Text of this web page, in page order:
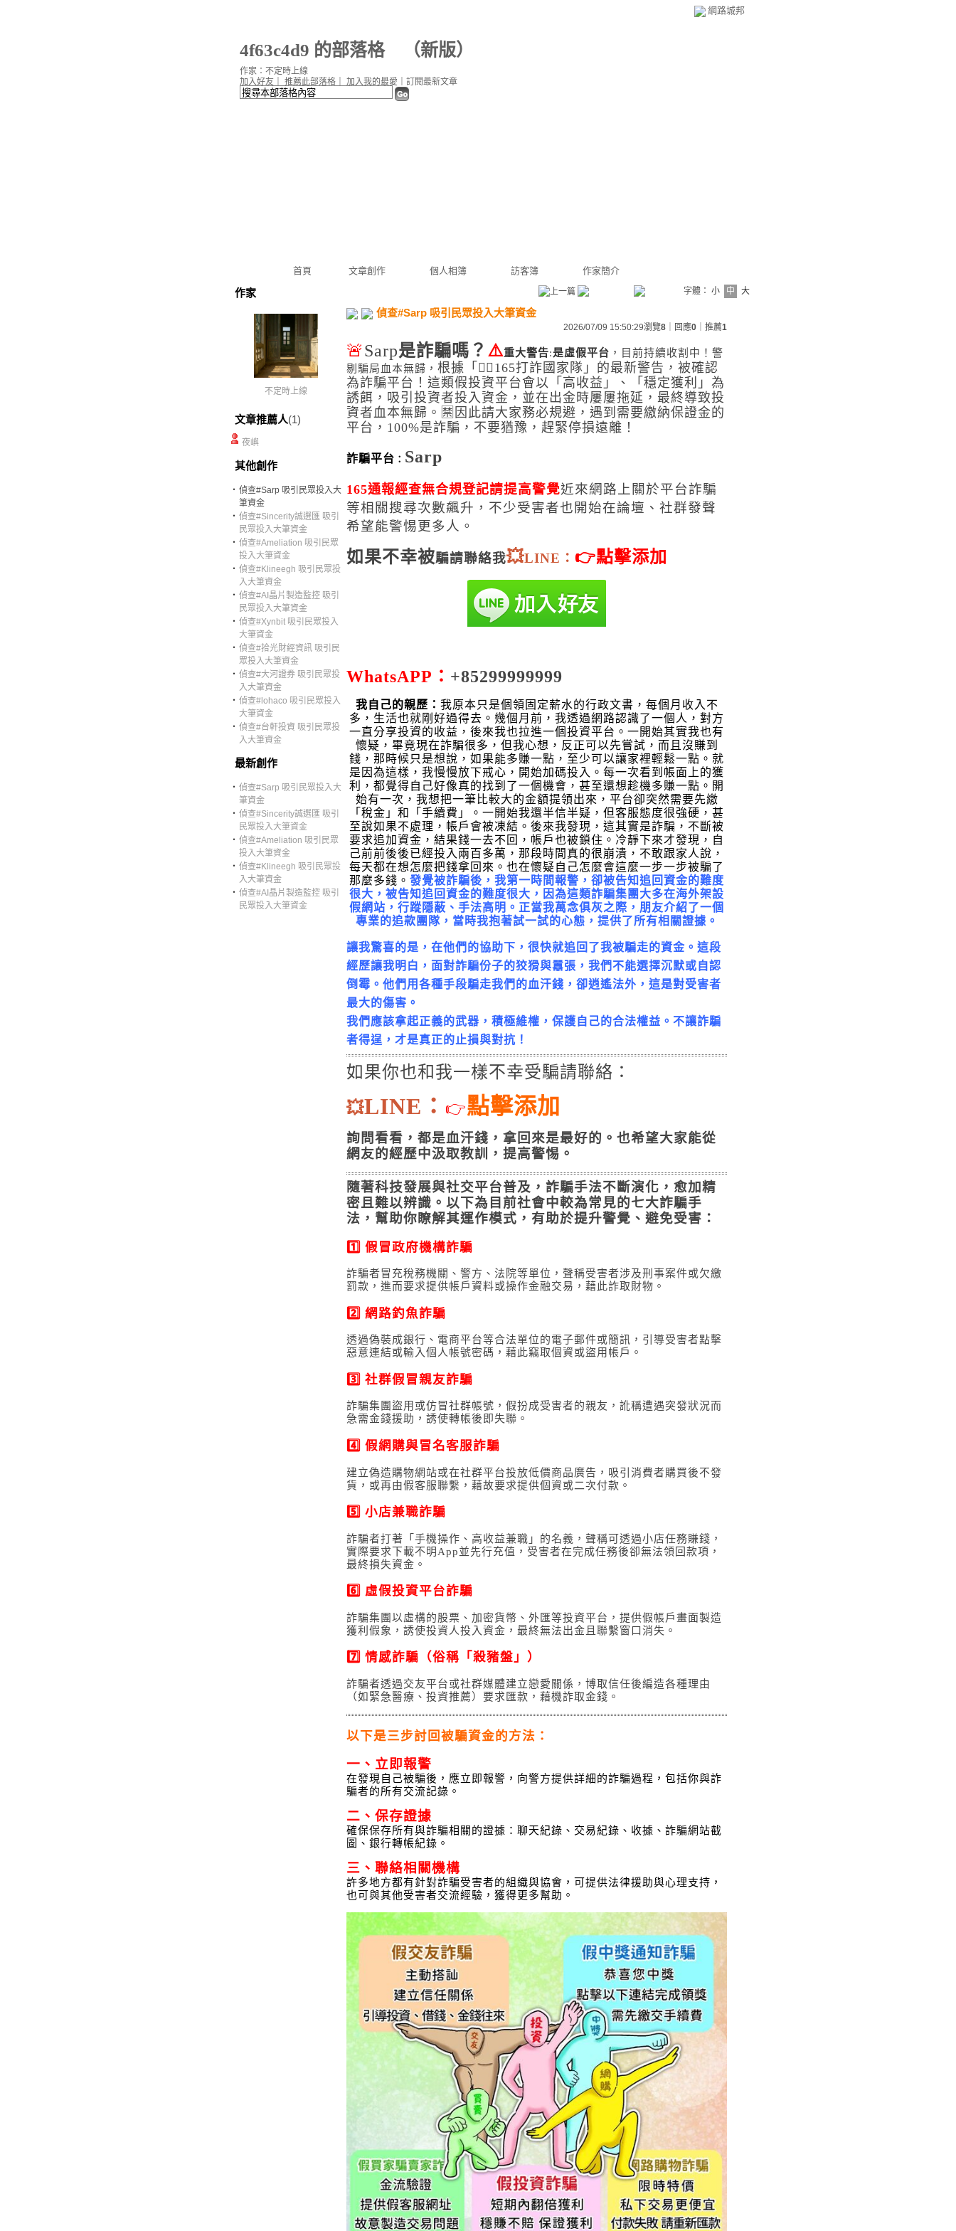
網路城邦
4f63c4d9 的部落格（新版）
首頁 文章創作 個人相簿 訪客簿 作家簡介
加入好友 推薦此部落格 加入我的最愛 訂閱最新文章
作家：不定時上線
作家
不定時上線
文章推薦人(1)
夜嶼
其他創作
‧ 偵查#Sarp 吸引民眾投入大
筆資金
‧ 偵查#Sincerity誠選匯 吸引
民眾投入大筆資金
‧ 偵查#Ameliation 吸引民眾
投入大筆資金
‧ 偵查#Klineegh 吸引民眾投
入大筆資金
‧ 偵查#AI晶片製造監控 吸引
民眾投入大筆資金
‧ 偵查#Xynbit 吸引民眾投入
大筆資金
‧ 偵查#拾光財經資訊 吸引民
眾投入大筆資金
‧ 偵查#大河證券 吸引民眾投
入大筆資金
‧ 偵查#lohaco 吸引民眾投入
大筆資金
‧ 偵查#台軒投資 吸引民眾投
入大筆資金
最新創作
‧ 偵查#Sarp 吸引民眾投入大
筆資金
‧ 偵查#Sincerity誠選匯 吸引
民眾投入大筆資金
‧ 偵查#Ameliation 吸引民眾
投入大筆資金
‧ 偵查#Klineegh 吸引民眾投
入大筆資金
‧ 偵查#AI晶片製造監控 吸引
民眾投入大筆資金
字體： 小 中 大
偵查#Sarp 吸引民眾投入大筆資金
2026/07/09 15:50:29瀏覽8 ｜回應0 ｜推薦1
🚨Sarp是詐騙嗎？ ⚠️重大警告:是虛假平台 ，目前持續收割中！警
剔 騙局血本無歸， 根據「👮‍♂️165打詐國家隊」的最新警告， 被確認
為詐騙平台！這類假投資平台會以「高收益」、「穩定獲利」為
誘餌，吸引投資者投入資金，並在出金時屢屢拖延，最終導致投
資者血本無歸。🈲因此請大家務必規避，遇到需要繳納保證金的
平台，100%是詐騙，不要猶豫，趕緊停損遠離！
詐騙平台 ： Sarp
165通報經查無合規登記請提高警覺近來網路上關於平台詐騙
等相關搜尋次數飆升，不少受害者也開始在論壇、社群發聲
希望能警惕更多人。
如果不幸被騙請聯絡我💥LINE： 👉點擊添加
WhatsAPP： +85299999999
我自己的親歷： 我原本只是個領固定薪水的行政文書，每個月收入不
多，生活也就剛好過得去。幾個月前，我透過網路認識了一個人，對方
一直分享投資的收益，後來我也拉進一個投資平台。一開始其實我也有
懷疑，畢竟現在詐騙很多，但我心想，反正可以先嘗試，而且沒賺到
錢，那時候只是想說，如果能多賺一點，至少可以讓家裡輕鬆一點。就
是因為這樣，我慢慢放下戒心，開始加碼投入。每一次看到帳面上的獲
利，都覺得自己好像真的找到了一個機會，甚至還想趁機多賺一點。 開
始有一次，我想把一筆比較大的金額提領出來，平台卻突然需要先繳
「稅金」和「手續費」。一開始我還半信半疑，但客服態度很強硬，甚
至說如果不處理，帳戶會被凍結。後來我發現，這其實是詐騙，不斷被
要求追加資金，結果錢一去不回，帳戶也被鎖住。 冷靜下來才發現，自
己前前後後已經投入兩百多萬，那段時間真的很崩潰，不敢跟家人說，
每天都在想怎麼把錢拿回來。也在懷疑自己怎麼會這麼一步一步被騙了
那麼多錢。 發覺被詐騙後， 我第一時間報警，卻被告知追回資金的難度
很大， 被告知追回資金的難度很大，因為這類詐騙集團大多在海外架設
假網站，行蹤隱蔽、手法高明。正當我萬念俱灰之際，朋友介紹了一個
專業的追款團隊，當時我抱著試一試的心態，提供了所有相關證據。
讓我驚喜的是，在他們的協助下，很快就追回了我被騙走的資金。這段
經歷讓我明白，面對詐騙份子的狡猾與囂張，我們不能選擇沉默或自認
倒霉。他們用各種手段騙走我們的血汗錢，卻逍遙法外，這是對受害者
最大的傷害。
我們應該拿起正義的武器，積極維權，保護自己的合法權益。不讓詐騙
者得逞，才是真正的止損與對抗！
如果你也和我一樣不幸受騙請聯絡：
💥LINE： 👉點擊添加
詢問看看，都是血汗錢，拿回來是最好的。也希望大家能從
網友的經歷中汲取教訓，提高警惕。
隨著科技發展與社交平台普及，詐騙手法不斷演化，愈加精
密且難以辨識。以下為目前社會中較為常見的七大詐騙手
法，幫助你瞭解其運作模式，有助於提升警覺、避免受害：
1️⃣ 假冒政府機構詐騙
詐騙者冒充稅務機關、警方、法院等單位，聲稱受害者涉及刑事案件或欠繳
罰款，進而要求提供帳戶資料或操作金融交易，藉此詐取財物。
2️⃣ 網路釣魚詐騙
透過偽裝成銀行、電商平台等合法單位的電子郵件或簡訊，引導受害者點擊
惡意連結或輸入個人帳號密碼，藉此竊取個資或盜用帳戶。
3️⃣ 社群假冒親友詐騙
詐騙集團盜用或仿冒社群帳號，假扮成受害者的親友，訛稱遭遇突發狀況而
急需金錢援助，誘使轉帳後即失聯。
4️⃣ 假網購與冒名客服詐騙
建立偽造購物網站或在社群平台投放低價商品廣告，吸引消費者購買後不發
貨，或再由假客服聯繫，藉故要求提供個資或二次付款。
5️⃣ 小店兼職詐騙
詐騙者打著「手機操作、高收益兼職」的名義，聲稱可透過小店任務賺錢，
實際要求下載不明App並先行充值，受害者在完成任務後卻無法領回款項，
最終損失資金。
6️⃣ 虛假投資平台詐騙
詐騙集團以虛構的股票、加密貨幣、外匯等投資平台，提供假帳戶畫面製造
獲利假象，誘使投資人投入資金，最終無法出金且聯繫窗口消失。
7️⃣ 情感詐騙（俗稱「殺豬盤」）
詐騙者透過交友平台或社群媒體建立戀愛關係，博取信任後編造各種理由
（如緊急醫療、投資推薦）要求匯款，藉機詐取金錢。
以下是三步討回被騙資金的方法：
一、立即報警
在發現自 己被騙後，應立即報警，向警方提供詳細的詐騙過程，包括你與詐
騙者的所有交流記錄。
二、保存證據
確保保存所有與詐騙相關的證據：聊天紀錄、交易紀錄、收據、詐騙網站截
圖、銀行轉帳紀錄。
三、聯絡相關機構
許多地方都有針對詐騙受害者的組織與協會，可提供法律援助與心理支持，
也可與其他受害者交流經驗，獲得更多幫助。